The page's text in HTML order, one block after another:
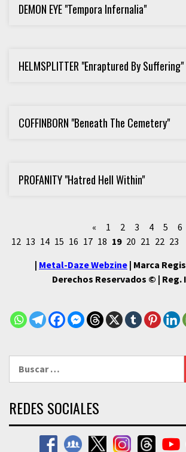
DEMON EYE "Tempora Infernalia"
HELMSPLITTER "Enraptured By Suffering"
COFFINBORN "Beneath The Cemetery"
PROFANITY "Hatred Hell Within"
« 1 2 3 4 5 6
12 13 14 15 16 17 18 19 20 21 22 23
| Metal-Daze Webzine | Marca
Derechos Reservados © | Reg.
REDES SOCIALES